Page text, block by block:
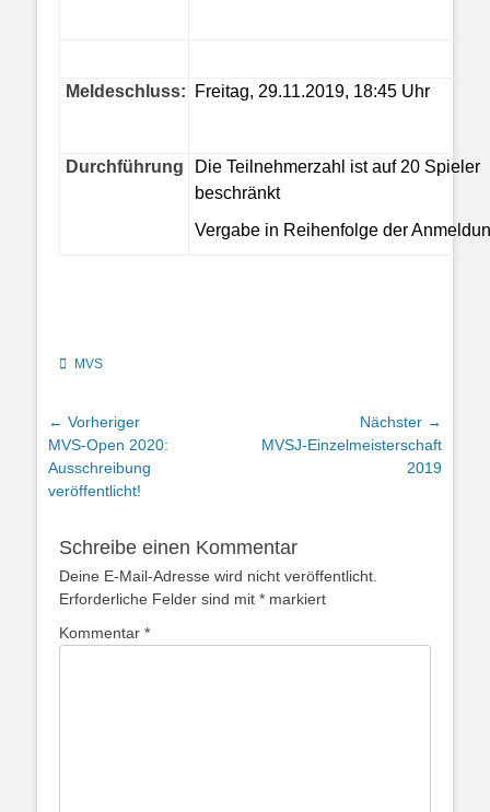
Meldeschluss: Freitag, 29.11.2019, 18:45 Uhr
Durchführung
Die Teilnehmerzahl ist auf 20 Spieler
beschränkt
Vergabe in Reihenfolge der
Kategorien
MVS
Beitragsnavigation
← Vorheriger
Vorheriger
Beitrag:
MVS-Open 2020:
Ausschreibung
veröffentlicht!
Nächster →
Nächster
MVSJ-Einzelmeisterschaft
2019
Schreibe einen Kommentar
Deine E-Mail-Adresse wird nicht veröffentlicht.
Erforderliche Felder sind mit * markiert
Kommentar *